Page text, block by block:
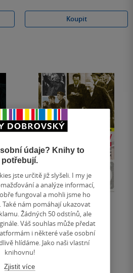
Koupit
Dny strachu
Milan Hes
0.0
z
5
hvězdiček
E-kniha
99 Kč
údaje? Knihy to
potřebují.
jste určitě již slyšeli. I my je
a analýze informací,
fungoval a mohli jsme ho
Také nám pomáhají ukazovat
Žádných 50 odstínů, ale
Váš souhlas může předat
i některé vaše osobní
hlídáme. Jako naši vlastní
knihovnu!
Zjistit více